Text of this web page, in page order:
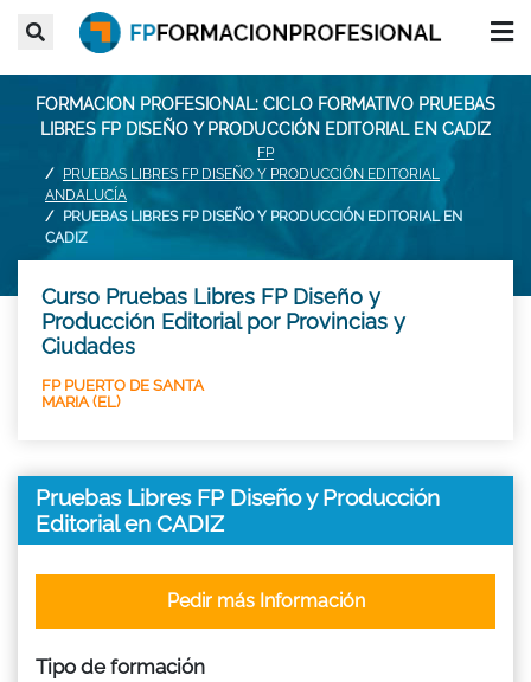
FORMACION PROFESIONAL: CICLO FORMATIVO PRUEBAS
LIBRES FP DISEÑO Y PRODUCCIÓN EDITORIAL EN CADIZ
FP
PRUEBAS LIBRES FP DISEÑO Y PRODUCCIÓN EDITORIAL
ANDALUCÍA
PRUEBAS LIBRES FP DISEÑO Y PRODUCCIÓN EDITORIAL EN
CADIZ
Curso Pruebas Libres FP Diseño y
Producción Editorial por Provincias y
Ciudades
FP PUERTO DE SANTA
MARIA (EL)
Pruebas Libres FP Diseño y Producción
Editorial en CADIZ
Tipo de formación
Pedir más Información